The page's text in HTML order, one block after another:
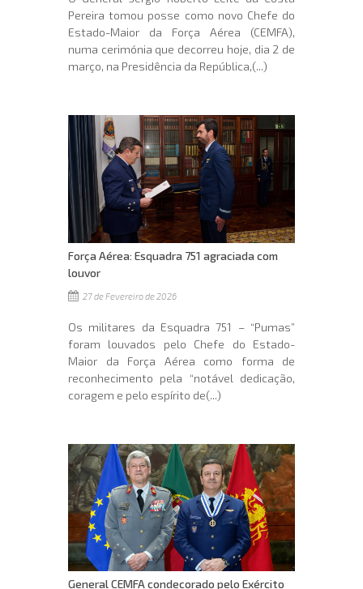
Pereira tomou posse como novo Chefe do
Estado-Maior da Força Aérea (CEMFA),
numa cerimónia que decorreu hoje, dia 2 de
março, na Presidência da República,(...)
Força Aérea: Esquadra 751 agraciada com
louvor
27 de Fevereiro de 2026
Os militares da Esquadra 751 – “Pumas”
foram louvados pelo Chefe do Estado-
Maior da Força Aérea como forma de
reconhecimento pela “notável dedicação,
coragem e pelo espírito de(...)
General CEMFA condecorado pelo Exército